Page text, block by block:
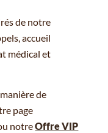
de notre
accueil
médical et
de
page
notreOffre VIP